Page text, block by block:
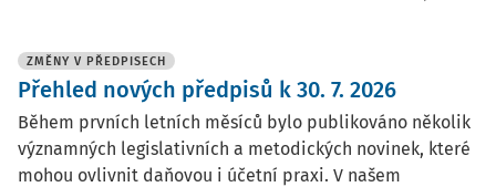
ZMĚNY V PŘEDPISECH
Přehled nových předpisů k 30. 7. 2026
Během prvních letních měsíců bylo publikováno několik
významných legislativních a metodických novinek, které
mohou ovlivnit daňovou i účetní praxi. V našem